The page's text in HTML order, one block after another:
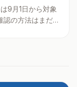
9月1日から対象
認の方法はまだ